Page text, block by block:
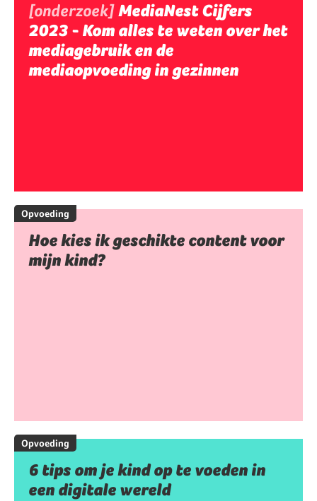
[onderzoek]MediaNest Cijfers
2023 - Kom alles te weten over het
mediagebruik en de
mediaopvoeding in gezinnen
Opvoeding
Hoe kies ik geschikte content voor
mijn kind?
Opvoeding
6 tips om je kind op te voeden in
een digitale wereld